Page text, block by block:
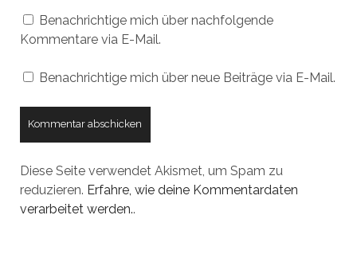
Benachrichtige mich über nachfolgende
Kommentare via E-Mail.
Benachrichtige mich über neue Beiträge via E-Mail.
Diese Seite verwendet Akismet, um Spam zu
reduzieren. Erfahre, wie deine Kommentardaten
verarbeitet werden..